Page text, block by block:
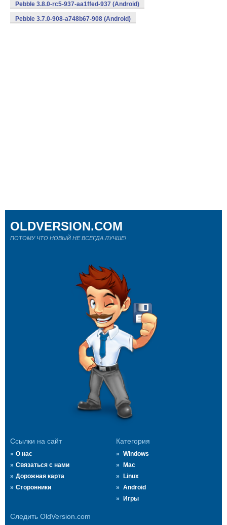
Pebble 3.8.0-rc5-937-aa1ffed-937 (Android)
Pebble 3.7.0-908-a748b67-908 (Android)
Ссылки на сайт
О нас
Связаться с нами
Дорожная карта
Сторонники
Категория
Windows
Mac
Linux
Android
Игры
Следить OldVersion.com
OLDVERSION.COM
ПОТОМУ ЧТО НОВЫЙ НЕ ВСЕГДА ЛУЧШЕ!